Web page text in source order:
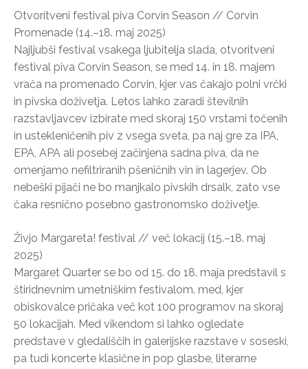
Otvoritveni festival piva Corvin Season // Corvin
Promenade (14.–18. maj 2025)
Najljubši festival vsakega ljubitelja slada, otvoritveni
festival piva Corvin Season, se med 14. in 18. majem
vrača na promenado Corvin, kjer vas čakajo polni vrčki
in pivska doživetja. Letos lahko zaradi številnih
razstavljavcev izbirate med skoraj 150 vrstami točenih
in ustekleničenih piv z vsega sveta, pa naj gre za IPA,
EPA, APA ali posebej začinjena sadna piva, da ne
omenjamo nefiltriranih pšeničnih vin in lagerjev. Ob
nebeški pijači ne bo manjkalo pivskih drsalk, zato vse
čaka resnično posebno gastronomsko doživetje.
Živjo Margareta! festival // več lokacij (15.–18. maj
2025)
Margaret Quarter se bo od 15. do 18. maja predstavil s
štiridnevnim umetniškim festivalom. med, kjer
obiskovalce pričaka več kot 100 programov na skoraj
50 lokacijah. Med vikendom si lahko ogledate
predstave v gledališčih in galerijske razstave v soseski,
pa tudi koncerte klasične in pop glasbe, literarne